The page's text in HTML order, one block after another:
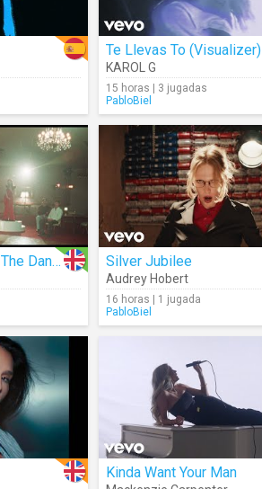
Te Llevas To (Visualizer)
KAROL G
15 horas | 3 jugadas
PabloBiel
Don’t Leave Me On The Dance Floor Silver Jubilee
Audrey Hobert
16 horas | 1 jugada
PabloBiel
Kinda Want Your Man